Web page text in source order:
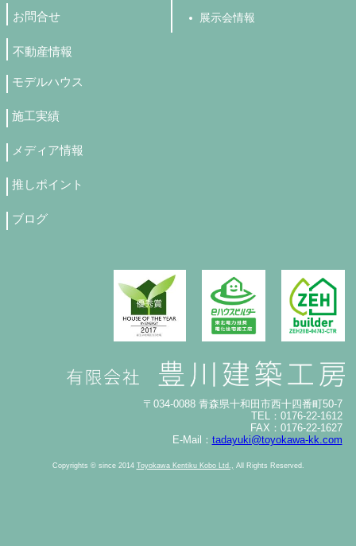
お問合せ
不動産情報
展示会情報
モデルハウス
施工実績
メディア情報
推しポイント
ブログ
〒034-0088 青森県十和田市西十四番町50-7
TEL：0176-22-1612
FAX：0176-22-1627
E-Mail： tadayuki@toyokawa-kk.com
Copyrights © since 2014 Toyokawa Kentiku Kobo Ltd., All Rights Reserved.